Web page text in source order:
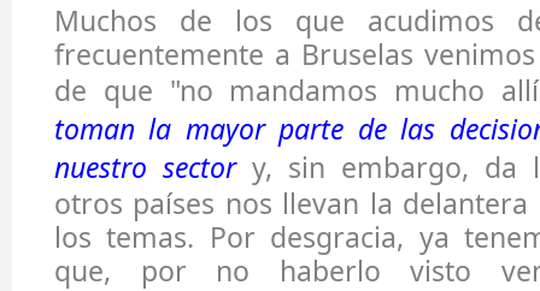
Muchos de los que acudimos
frecuentemente a Bruselas
de que "no mandamos mucho
toman la mayor parte de las
nuestro sectory, sin embargo, da
otros países nos llevan la
los temas. Por desgracia, ya
que, por no haberlo visto